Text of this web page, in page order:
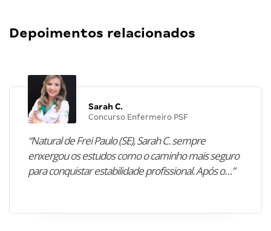
Depoimentos relacionados
Sarah C.
Concurso Enfermeiro PSF
“Natural de Frei Paulo (SE), Sarah C. sempre
enxergou os estudos como o caminho mais seguro
para conquistar estabilidade profissional. Após o…”